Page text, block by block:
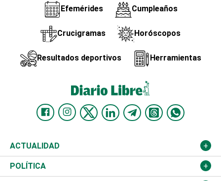
Efemérides Cumpleaños
Crucigramas Horóscopos
Resultados deportivos Herramientas
ACTUALIDAD
Nacional
POLÍTICA